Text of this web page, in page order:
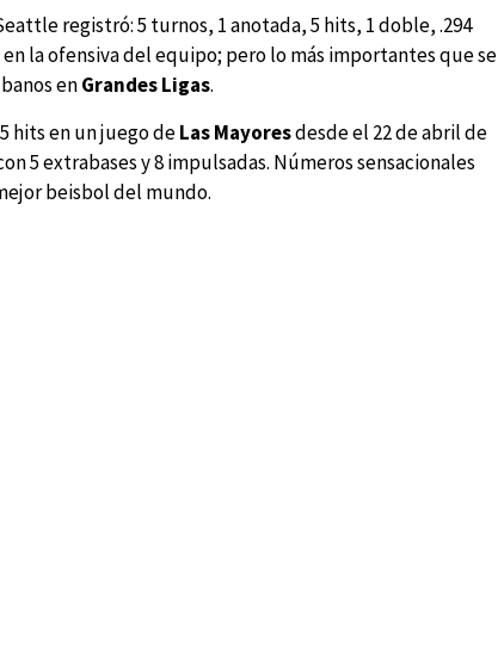
registró: 5 turnos, 1 anotada, 5 hits, 1 doble, .294
la ofensiva del equipo; pero lo más importantes que se
enGrandes Ligas.
hits en un juego deLas Mayoresdesde el 22 de abril de
5 extrabases y 8 impulsadas. Números sensacionales
beisbol del mundo.